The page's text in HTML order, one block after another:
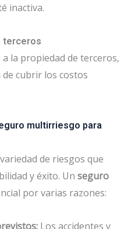
inactiva.
terceros
la propiedad de terceros,
cubrir los costos
multirriesgo para
de riesgos que
y éxito. Un seguro
por varias razones:
Los accidentes y